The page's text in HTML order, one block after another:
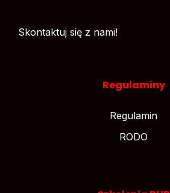
Skontaktuj się z nami!
Regulaminy
Regulamin
RODO